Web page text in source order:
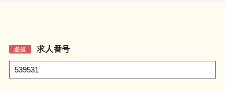
個人情報保護方針
必須 求人番号